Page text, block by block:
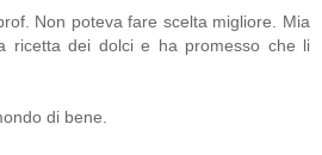
Non poteva fare scelta migliore. Mia
ricetta dei dolci e ha promesso che li
di bene.